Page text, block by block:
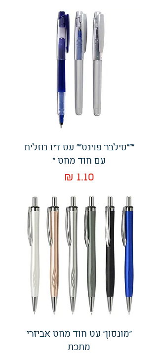
"""סילבר פוינט"" עט דיו נוזלית
עם חוד מחט "
מחיר
"מונסון" עט חוד מחט אביזרי
מתכת